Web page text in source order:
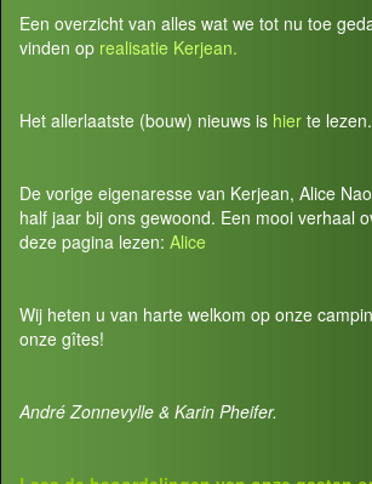
Een overzicht van alles wat we tot nu toe
vinden op realisatie Kerjean.
Het allerlaatste (bouw) nieuws is hier te lezen.
De vorige eigenaresse van Kerjean, Alice
half jaar bij ons gewoond. Een mooi verhaal
deze pagina lezen: Alice
Wij heten u van harte welkom op onze
onze gîtes!
André Zonnevylle & Karin Pheifer.